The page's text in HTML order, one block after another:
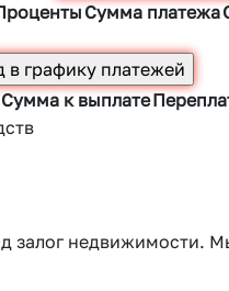
Сумма платежа
Сумма к выплате
залог